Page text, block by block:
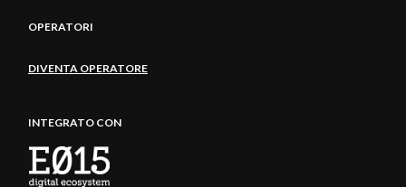
OPERATORI
DIVENTA OPERATORE
INTEGRATO CON